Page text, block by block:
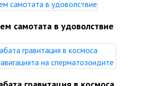
самотата в удоволствие